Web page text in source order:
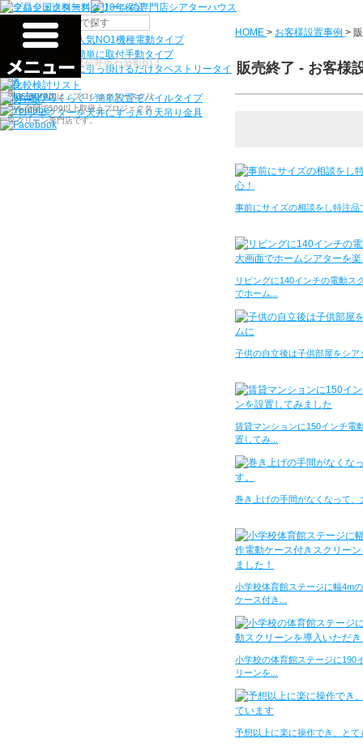
検索
HOME > お客様設置事例 >
販売終了 - お客様
事前にサイズの相談をし特注品
リビングに140インチの電動ス
でホーム...
子供の自立後は子供部屋をシア
賃貸マンションに150インチ電
置してみ...
巻き上げの手間がなくなって、
小学校体育館ステージに幅4m
ケース付き...
小学校の体育館ステージに190
リーンを...
予想以上に楽に操作でき、とて
機種から選ぶ
シアターハウス人気NO1機種電動タイプ
電源工事なしで簡単に取付手動タイプ
ネジ付きフックに引っ掛けるだけタペストリータイ
プ
持ち運びらくらく！簡単設置モバイルタイプ
プロジェクターを天井にすっきり 天吊り金具
〒910-0122 福井県福井市石盛町613
シアターハウスは、プロジェクタースクリ
ーンを全部で500以上取扱うプロジェクタ
ースクリーン専門店です。